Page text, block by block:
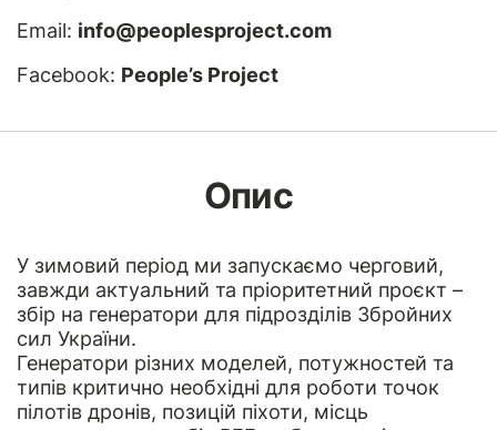
Email: info@peoplesproject.com
Facebook: People’s Project
Опис
У зимовий період ми запускаємо черговий,
завжди актуальний та пріоритетний проєкт –
збір на генератори для підрозділів Збройних
сил України.
Генератори різних моделей, потужностей та
типів критично необхідні для роботи точок
пілотів дронів, позицій піхоти, місць